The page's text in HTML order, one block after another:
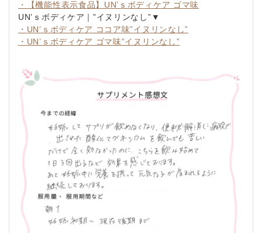
・【機能性表示食品】UN’ｓボディケア ゴマ味
UN’ｓボディケア｜”イヌリンなし”▼
・UN’ｓボディケア ココア味”イヌリンなし”
・UN’ｓボディケア ゴマ味”イヌリンなし”